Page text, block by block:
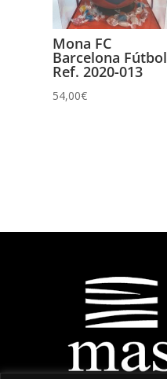
Mona FC
Barcelona Fútbol
Ref. 2020-013
54,00€